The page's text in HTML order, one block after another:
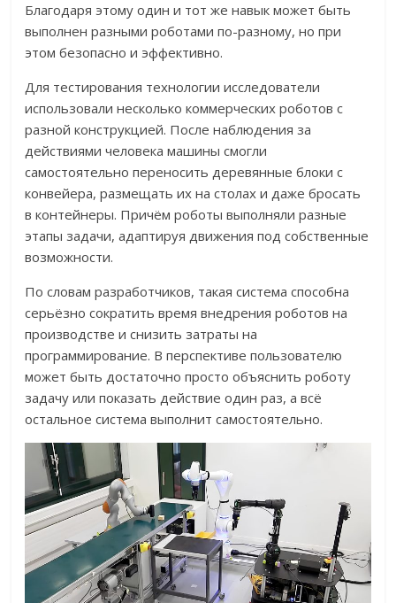
Благодаря этому один и тот же навык может быть
выполнен разными роботами по-разному, но при
этом безопасно и эффективно.
Для тестирования технологии исследователи
использовали несколько коммерческих роботов с
разной конструкцией. После наблюдения за
действиями человека машины смогли
самостоятельно переносить деревянные блоки с
конвейера, размещать их на столах и даже бросать
в контейнеры. Причём роботы выполняли разные
этапы задачи, адаптируя движения под собственные
возможности.
По словам разработчиков, такая система способна
серьёзно сократить время внедрения роботов на
производстве и снизить затраты на
программирование. В перспективе пользователю
может быть достаточно просто объяснить роботу
задачу или показать действие один раз, а всё
остальное система выполнит самостоятельно.